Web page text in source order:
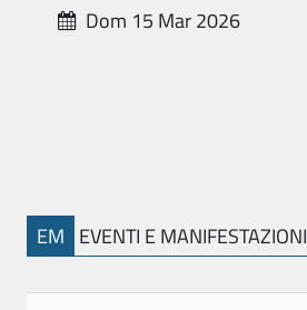
Dom 15 Mar 2026
EM EVENTI E MANIFESTAZIONI